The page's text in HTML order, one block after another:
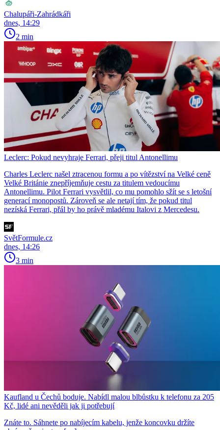
Chalupáři-Zahrádkáři
dnes, 14:29
2 min
Leclerc: Pokud nevyhraje Ferrari, přeji titul Antonellimu
Charles Leclerc našel ztracenou formu a po vítězství na Velké ceně
Velké Británie znepříjemňuje cestu za titulem vedoucímu
Antonellimu. Pilot Ferrari vysvětlil, co mu pomohlo sžít se s letošní
generací monopostů. Zároveň se ale netají tím, že pokud titul
nezíská Ferrari, přál by ho právě mladému Italovi z Mercedesu.
SvětFormule.cz
dnes, 14:26
3 min
Kaufland u Čechů boduje. Nabídl malou blbůstku k telefonu za 205
Kč, lidé ani nevěděli jak ji potřebují
Znáte to. Sáhnete po nabíjecím kabelu, jenže koncovku držíte